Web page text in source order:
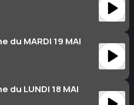
du MARDI 19 MAI
du LUNDI 18 MAI